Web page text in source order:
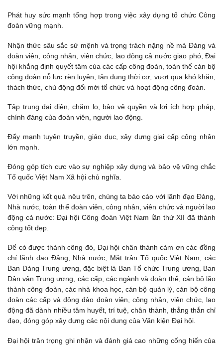
Phát huy sức mạnh tổng hợp trong việc xây dựng tổ chức Công
đoàn vững mạnh.
Nhận thức sâu sắc sứ mệnh và trọng trách nặng nề mà Đảng và
đoàn viên, công nhân, viên chức, lao động cả nước giao phó, Đại
hội khẳng định quyết tâm của các cấp công đoàn, toàn thể cán bộ
công đoàn nỗ lực rèn luyện, tận dụng thời cơ, vượt qua khó khăn,
thách thức, chủ động đổi mới tổ chức và hoạt động công đoàn.
Tập trung đại diện, chăm lo, bảo vệ quyền và lợi ích hợp pháp,
chính đáng của đoàn viên, người lao động.
Đẩy mạnh tuyên truyền, giáo dục, xây dựng giai cấp công nhân
lớn mạnh.
Đóng góp tích cực vào sự nghiệp xây dựng và bảo vệ vững chắc
Tổ quốc Việt Nam Xã hội chủ nghĩa.
Với những kết quả nêu trên, chúng ta báo cáo với lãnh đạo Đảng,
Nhà nước, toàn thể đoàn viên, công nhân, viên chức và người lao
động cả nước: Đại hội Công đoàn Việt Nam lần thứ XII đã thành
công tốt đẹp.
Để có được thành công đó, Đại hội chân thành cảm ơn các đồng
chí lãnh đạo Đảng, Nhà nước, Mặt trận Tổ quốc Việt Nam, các
Ban Đảng Trung ương, đặc biệt là Ban Tổ chức Trung ương, Ban
Dân vận Trung ương, các cấp, các ngành và đoàn thể, cán bộ lão
thành công đoàn, các nhà khoa học, cán bộ quản lý, cán bộ công
đoàn các cấp và đông đảo đoàn viên, công nhân, viên chức, lao
động đã dành nhiều tâm huyết, trí tuệ, chân thành, thẳng thắn chỉ
đạo, đóng góp xây dựng các nội dung của Văn kiện Đại hội.
Đại hội trân trọng ghi nhận và đánh giá cao những cống hiến của